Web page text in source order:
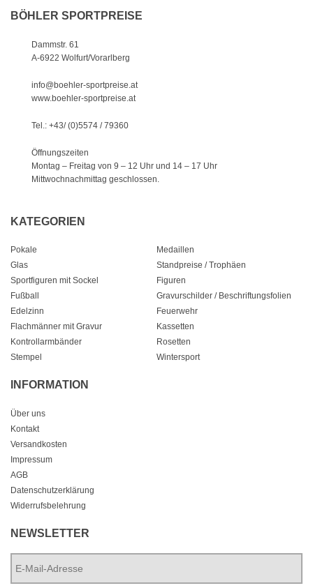
BÖHLER SPORTPREISE
Dammstr. 61
A-6922 Wolfurt/Vorarlberg
info@boehler-sportpreise.at
www.boehler-sportpreise.at
Tel.: +43/ (0)5574 / 79360
Öffnungszeiten
Montag – Freitag von 9 – 12 Uhr und 14 – 17 Uhr
Mittwochnachmittag geschlossen.
KATEGORIEN
Pokale
Medaillen
Glas
Standpreise / Trophäen
Sportfiguren mit Sockel
Figuren
Fußball
Gravurschilder / Beschriftungsfolien
Edelzinn
Feuerwehr
Flachmänner mit Gravur
Kassetten
Kontrollarmbänder
Rosetten
Stempel
Wintersport
INFORMATION
Über uns
Kontakt
Versandkosten
Impressum
AGB
Datenschutzerklärung
Widerrufsbelehrung
NEWSLETTER
Mail-
Adresse *